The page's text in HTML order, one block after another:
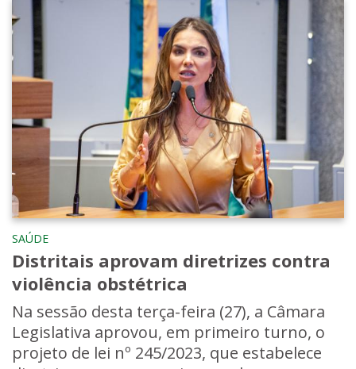
SAÚDE
Distritais aprovam diretrizes contra
violência obstétrica
Na sessão desta terça-feira (27), a Câmara
Legislativa aprovou, em primeiro turno, o
projeto de lei nº 245/2023, que estabelece